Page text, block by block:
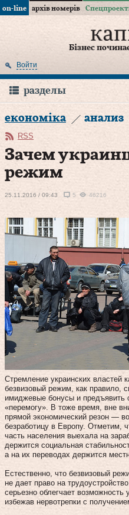
on-line архів номерів
Бізнес
Войти
разделы
економіка анализ
RSS
Зачем
режим
25.11.2016 / 09:43 5 46216
Стремление украинских властей
безвизовый режим, как правило,
имиджевые бонусы и предъявить
«перемогу». В тоже время, вне
прямой экономический резон —
безработицу в Европу. Отметим,
часть населения выехала на
держится социальная
а на их переводах держится
Естественно, что безвизовый
не дает право на
серьезно облегчает возможность
избежав нервотрепки с